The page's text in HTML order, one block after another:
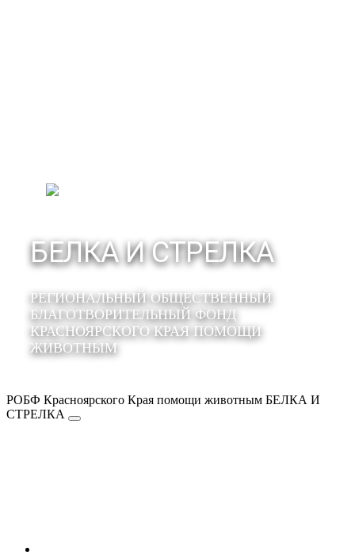
БЕЛКА И СТРЕЛКА
РЕГИОНАЛЬНЫЙ ОБЩЕСТВЕННЫЙ
БЛАГОТВОРИТЕЛЬНЫЙ ФОНД
КРАСНОЯРСКОГО КРАЯ ПОМОЩИ
ЖИВОТНЫМ
РОБФ Красноярского Края помощи животным БЕЛКА И
СТРЕЛКА